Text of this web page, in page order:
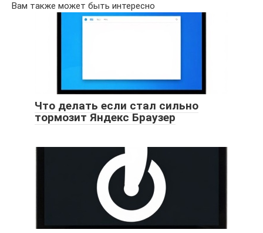
Вам также может быть интересно
Что делать если стал сильно
тормозит Яндекс Браузер